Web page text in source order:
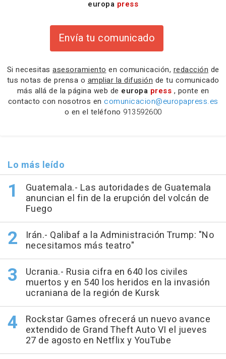
europa press
Envía tu comunicado
Si necesitas asesoramiento en comunicación, redacción de
tus notas de prensa o ampliar la difusión de tu comunicado
más allá de la página web de europa press , ponte en
contacto con nosotros en comunicacion@europapress.es
o en el teléfono 913592600
Lo más leído
Guatemala.- Las autoridades de Guatemala
anuncian el fin de la erupción del volcán de
Fuego
Irán.- Qalibaf a la Administración Trump: "No
necesitamos más teatro"
Ucrania.- Rusia cifra en 640 los civiles
muertos y en 540 los heridos en la invasión
ucraniana de la región de Kursk
Rockstar Games ofrecerá un nuevo avance
extendido de Grand Theft Auto VI el jueves
27 de agosto en Netflix y YouTube